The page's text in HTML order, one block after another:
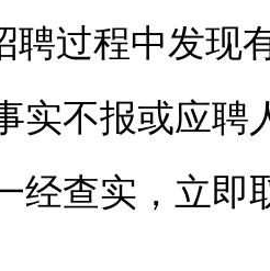
聘过程中发现
实不报或应聘
经查实，立即